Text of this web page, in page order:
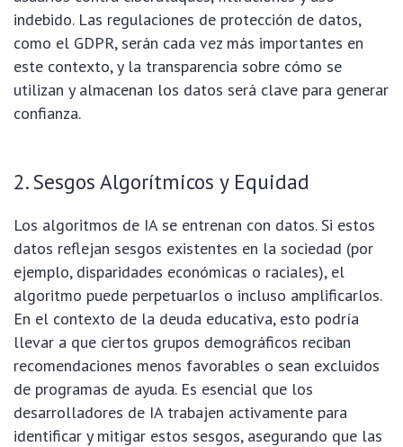
indebido. Las regulaciones de protección de datos,
como el GDPR, serán cada vez más importantes en
este contexto, y la transparencia sobre cómo se
utilizan y almacenan los datos será clave para generar
confianza.
2. Sesgos Algorítmicos y Equidad
Los algoritmos de IA se entrenan con datos. Si estos
datos reflejan sesgos existentes en la sociedad (por
ejemplo, disparidades económicas o raciales), el
algoritmo puede perpetuarlos o incluso amplificarlos.
En el contexto de la deuda educativa, esto podría
llevar a que ciertos grupos demográficos reciban
recomendaciones menos favorables o sean excluidos
de programas de ayuda. Es esencial que los
desarrolladores de IA trabajen activamente para
identificar y mitigar estos sesgos, asegurando que las